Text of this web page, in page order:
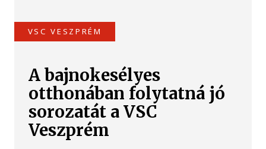
VSC VESZPRÉM
A bajnokesélyes
otthonában folytatná jó
sorozatát a VSC
Veszprém